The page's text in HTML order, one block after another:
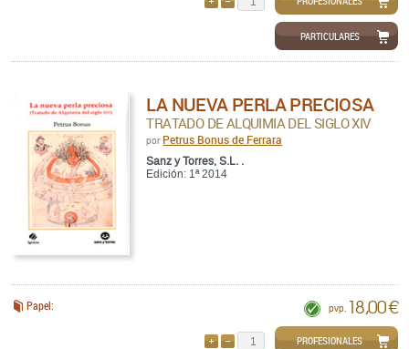
PARTICULARES
LA NUEVA PERLA PRECIOSA
TRATADO DE ALQUIMIA DEL SIGLO XIV
por Petrus Bonus de Ferrara
Sanz y Torres, S.L. .
Edición: 1ª 2014
Papel: pvp. 18,00 €
QUITARPROFESIONALES